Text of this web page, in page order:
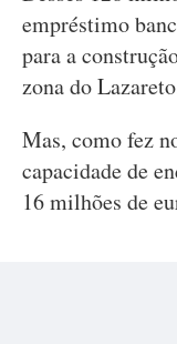
empréstimo
para a
zona do
Mas, como fez
capacidade de
16 milhões de